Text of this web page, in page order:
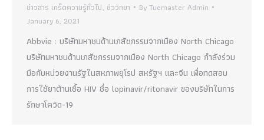
ข่าวสาร เกร็ดความรู้ทั่วไป, ชีววิทยา ByTuemaster Admin
January 6, 2021
Abbvie : บริษัทมหาชนด้านเภสัชกรรมจากเมือง North Chicago
บริษัทมหาชนด้านเภสัชกรรมจากเมือง North Chicago กำลังร่วม
มือกับหน่วยงานรัฐในสหภาพยุโรป สหรัฐฯ และจีน เพื่อทดสอบ
การใช้ยาต้านเชื้อ HIV ชื่อ lopinavir/ritonavir ของบริษัทในการ
รักษาโควิด-19